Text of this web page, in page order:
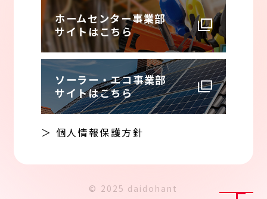
ホームセンター事業部
サイトはこちら
ソーラー・エコ事業部
サイトはこちら
＞ 個人情報保護方針
© 2025 daidohant